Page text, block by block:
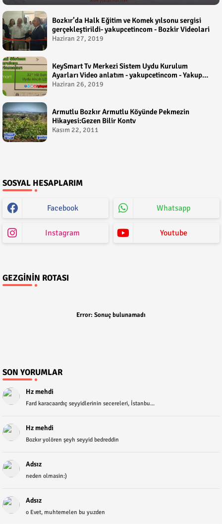
Bozkır’da Halk Eğitim ve Komek yılsonu sergisi
gerçekleştirildi- yakupcetincom - Bozkir Videolari
Haziran 27, 2019
KeySmart Tv Merkezi Sistem Uydu Kurulum
Ayarları Video anlatım - yakupcetincom - Yakup
Çetin
Haziran 26, 2019
Armutlu Bozkır Armutlu Köyünde Pekmezin
Hikayesi:Gezen Bilir Kontv
Kasım 22, 2011
SOSYAL HESAPLARIM
Facebook Whatsapp
Instagram Youtube
GEZGININ ROTASI
Error: Sonuç bulunamadı
SON YORUMLAR
Hz mehdi
Fard karacaardıç seyyidlerinin secereleri, İstanbu...
Hz mehdi
Bozkır yolören şeyh seyyid bedreddin
Adsız
neden olmasin:)
Adsız
o Evet, muhtemelen bu yuzden